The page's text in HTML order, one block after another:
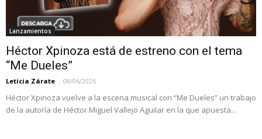
Lanzamientos
Héctor Xpinoza está de estreno con el tema
“Me Dueles”
Leticia Zárate - 08/06/2026
Héctor Xpinoza vuelve a la escena musical con “Me Dueles” un trabajo
de la autoría de Héctor Miguel Vallejo Aguilar en la que apuesta...